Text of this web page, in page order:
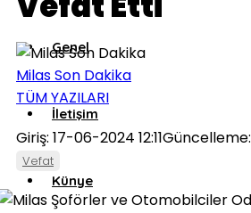
Genel
İletişim
Künye
Milas Son Dakika
TÜM YAZILARI
Giriş: 17-06-2024 12:11
Vefat